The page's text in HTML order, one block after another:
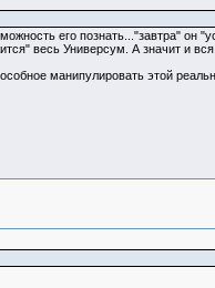
его познать..."завтра" он
весь Универсум. А значит и
манипулировать этой